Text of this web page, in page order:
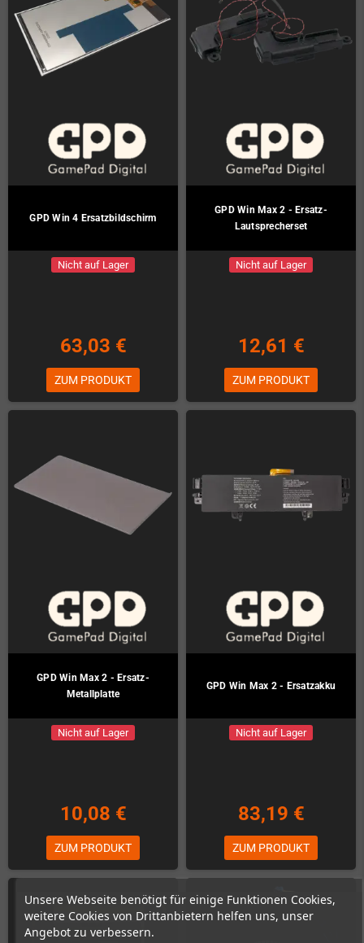
Unsere Webseite benötigt für einige Funktionen Cookies,
weitere Cookies von Drittanbietern helfen uns, unser
Angebot zu verbessern.
GPD Win 4 Ersatzbildschirm
Nicht auf Lager
63,03 €
ZUM PRODUKT
GPD Win Max 2 - Ersatz-
Lautsprecherset
Nicht auf Lager
12,61 €
ZUM PRODUKT
GPD Win Max 2 - Ersatz-
Metallplatte
Nicht auf Lager
10,08 €
ZUM PRODUKT
GPD Win Max 2 - Ersatzakku
Nicht auf Lager
83,19 €
ZUM PRODUKT